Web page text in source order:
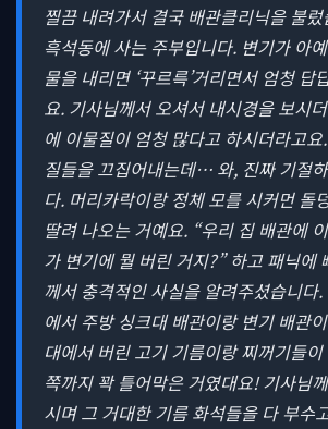
찔끔 내려가서 결국 배관클리닉을 불
흑석동에 사는 주부입니다. 변기가 아
물을 내리면 ‘꾸르륵’거리면서 엄청 답
요. 기사님께서 오셔서 내시경을 보시
에 이물질이 엄청 많다고 하시더라고
질들을 끄집어내는데… 와, 진짜 기절
다. 머리카락이랑 정체 모를 시커먼 돌
딸려 나오는 거예요. “우리 집 배관에
가 변기에 뭘 버린 거지?” 하고 패닉에
께서 충격적인 사실을 알려주셨습니다
에서 주방 싱크대 배관이랑 변기 배관
대에서 버린 고기 기름이랑 찌꺼기들
쪽까지 꽉 틀어막은 거였대요! 기사님
시며 그 거대한 기름 화석들을 다 부수